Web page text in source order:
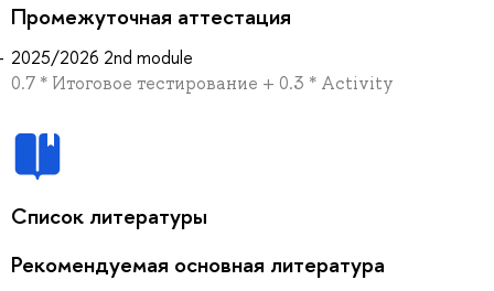
Промежуточная аттестация
2025/2026 2nd module
0.7 * Итоговое тестирование + 0.3 * Activity
Список литературы
Рекомендуемая основная литература